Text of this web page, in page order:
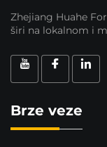
Zhejiang Huahe
širi na lokalnom i
Brze veze